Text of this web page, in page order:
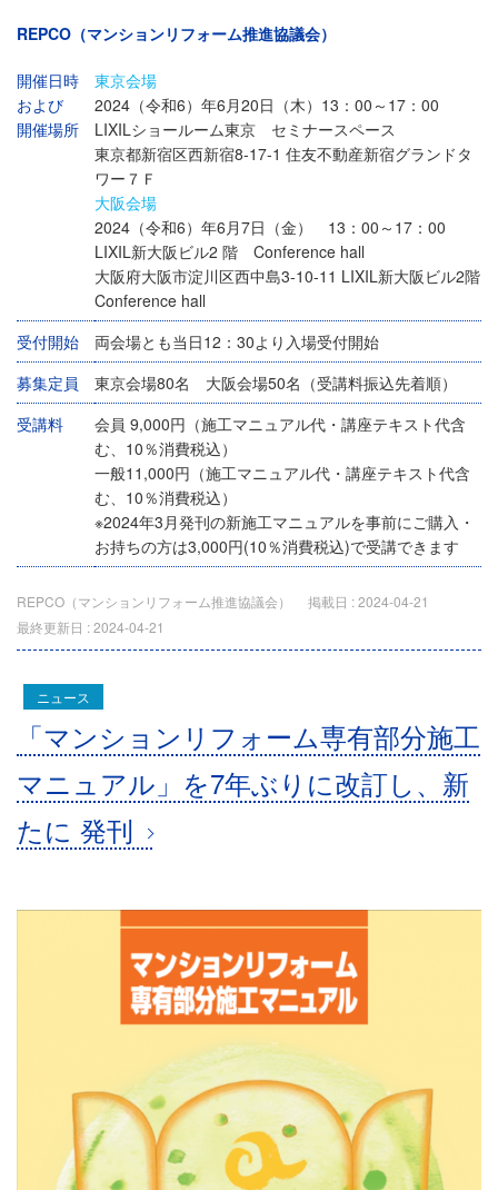
REPCO（マンションリフォーム推進協議会）
開催日時
および
開催場所
東京会場
2024（令和6）年6月20日（木）13：00～17：00
LIXILショールーム東京 セミナースペース
東京都新宿区西新宿8-17-1 住友不動産新宿グランドタ
ワー７Ｆ
大阪会場
2024（令和6）年6月7日（金） 13：00～17：00
LIXIL新大阪ビル2 階 Conference hall
大阪府大阪市淀川区西中島3-10-11 LIXIL新大阪ビル2階
Conference hall
受付開始
両会場とも当日12：30より入場受付開始
募集定員
東京会場80名 大阪会場50名（受講料振込先着順）
受講料
会員 9,000円（施工マニュアル代・講座テキスト代含
む、10％消費税込）
一般11,000円（施工マニュアル代・講座テキスト代含
む、10％消費税込）
※2024年3月発刊の新施工マニュアルを事前にご購入・
お持ちの方は3,000円(10％消費税込)で受講できます
REPCO（マンションリフォーム推進協議会） 掲載日 :2024-04-21
最終更新日 :2024-04-21
「マンションリフォーム専有部分施工
マニュアル」を7年ぶりに改訂し、新
たに 発刊
ニュース